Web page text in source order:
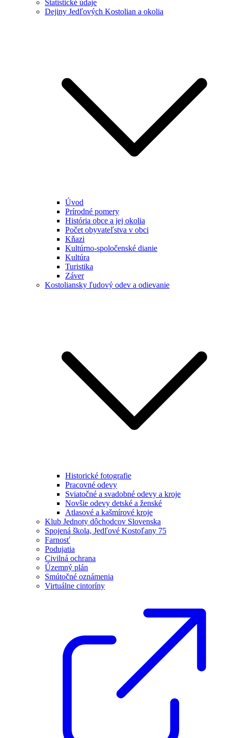
Štatistické údaje
Dejiny Jedľových Kostolian a okolia
Úvod
Prírodné pomery
História obce a jej okolia
Počet obyvateľstva v obci
Kňazi
Kultúrno-spoločenské dianie
Kultúra
Turistika
Záver
Kostoliansky ľudový odev a odievanie
Historické fotografie
Pracovné odevy
Sviatočné a svadobné odevy a kroje
Novšie odevy detské a ženské
Atlasové a kašmírové kroje
Klub Jednoty dôchodcov Slovenska
Spojená škola, Jedľové Kostoľany 75
Farnosť
Podujatia
Civilná ochrana
Územný plán
Smútočné oznámenia
Virtuálne cintoríny